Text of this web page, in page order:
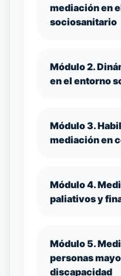
mediación en
sociosanitario
Módulo 2.
en el entorno
Módulo 3.
mediación en
Módulo 4.
paliativos y
Módulo 5.
personas
discapacidad